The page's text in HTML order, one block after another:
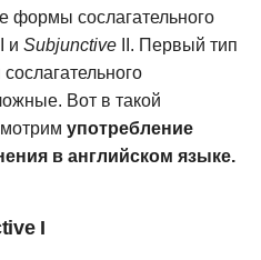
формы сослагательного
I и Subjunctive
II. Первый тип
Вот в такой
употребление
в английском языке.
I